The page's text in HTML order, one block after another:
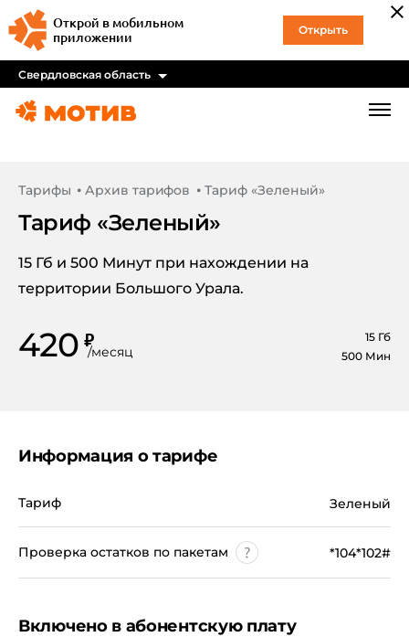
Открой в мобильном
приложении
Открыть
Свердловская область
Тарифы Архив тарифов Тариф «Зеленый»
Тариф «Зеленый»
15 Гб и 500 Минут при нахождении на
территории Большого Урала.
420 ₽
/месяц
15 Гб
500 Мин
Информация о тарифе
Тариф Зеленый
Проверка остатков по пакетам *104*102#
Включено в абонентскую плату